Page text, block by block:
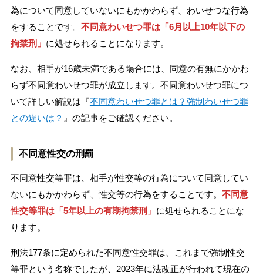
為について同意していないにもかかわらず、わいせつな行為
をすることです。 不同意わいせつ罪は「6月以上10年以下の
拘禁刑」 に処せられることになります。
なお、相手が16歳未満である場合には、同意の有無にかかわ
らず不同意わいせつ罪が成立します。不同意わいせつ罪につ
いて詳しい解説は『不同意わいせつ罪とは？強制わいせつ罪
との違いは？ 』の記事をご確認ください。
不同意性交の刑罰
不同意性交等罪は、相手が性交等の行為について同意してい
ないにもかかわらず、性交等の行為をすることです。 不同意
性交等罪は「5年以上の有期拘禁刑」 に処せられることにな
ります。
刑法177条に定められた不同意性交罪は、これまで強制性交
等罪という名称でしたが、2023年に法改正が行われて現在の